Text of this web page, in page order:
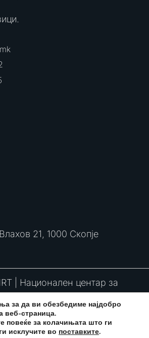
за да ви обезбедиме најдобро
веб-страница.
повеќе за колачињата што ги
исклучите во поставките.
21, 1000 Скопје
| Национален центар за
инциденти
Политика за привантост